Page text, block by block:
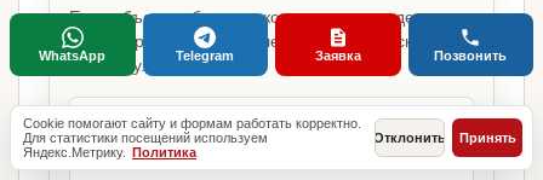
Если объект работает в конкретном городе,
можно сразу открыть релевантную городскую
страницу.
Москва
Cookie помогают сайту и формам работать корректно.
Для статистики посещений используем
Яндекс.Метрику. Политика
Отклонить Принять
WhatsApp Telegram Заявка Позвонить